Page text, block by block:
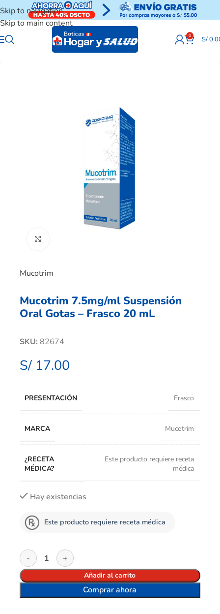
Skip to navigation
Skip to main content
0 S/
Mucotrim
Mucotrim 7.5mg/ml Suspensión
Oral Gotas – Frasco 20 mL
SKU: 82674
S/ 17.00
PRESENTACIÓN Frasco
MARCA Mucotrim
¿RECETA
MÉDICA?
Este producto requiere receta
médica
Hay existencias
Este producto requiere receta médica
Añadir al carrito
Comprar ahora